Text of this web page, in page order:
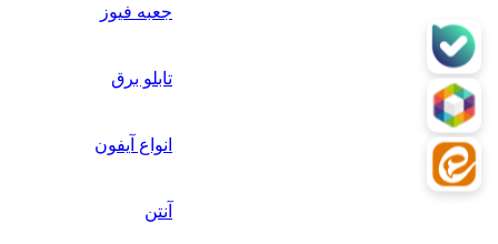
جعبه فیوز
تابلو برق
انواع آیفون
آنتن